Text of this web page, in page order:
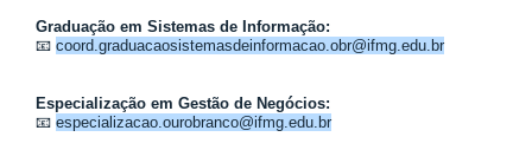
Graduação em Sistemas de Informação:
📧 coord.graduacaosistemasdeinformacao.obr@ifmg.edu.br
Especialização em Gestão de Negócios:
📧 especializacao.ourobranco@ifmg.edu.br